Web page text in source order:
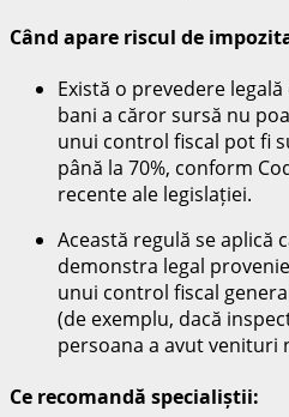
Când apare riscul de
Există o prevedere
bani a căror sursă nu
unui control fiscal pot fi
până la 70%, conform
recente ale legislației.
Această regulă se aplică
demonstra legal
unui control fiscal
(de exemplu, dacă
persoana a avut venituri
Ce recomandă specialiștii: